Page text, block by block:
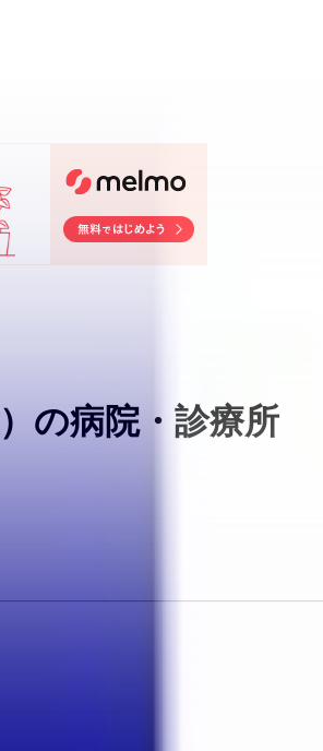
） の病院・診療所